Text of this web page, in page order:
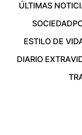
ÚLTIMAS
SOCIEDAD
ESTILO DE
DIARIO EXTRA